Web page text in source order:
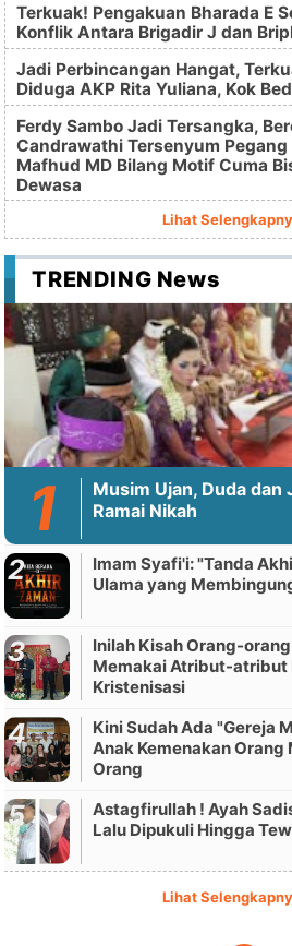
Terkuak! Pengakuan Bharada E
Konflik Antara Brigadir J dan
Jadi Perbincangan Hangat,
Diduga AKP Rita Yuliana, Kok
Ferdy Sambo Jadi Tersangka,
Candrawathi Tersenyum
Mafhud MD Bilang Motif Cuma
Dewasa
Lihat
TRENDING News
Musim Ujan, Duda dan
Ramai Nikah
Imam Syafi'i: "Tanda
Ulama yang
Inilah Kisah Orang-
Memakai Atribut-atribut
Kristenisasi
Kini Sudah Ada "Gereja
Anak Kemenakan
Orang
Astagfirullah ! Ayah
Lalu Dipukuli Hingga
Lihat